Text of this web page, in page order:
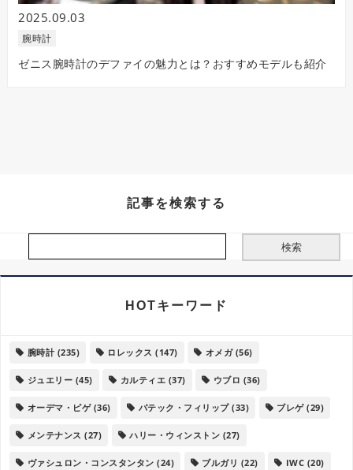
2025.09.03
腕時計
ゼニス腕時計のデファイの魅力とは？おすすめモデルも紹介
記事を検索する
HOTキーワード
腕時計(235) ロレックス (147) オメガ(56)
ジュエリー (45) カルティエ (37) ウブロ (36)
オーデマ・ピゲ(36) パテック・フィリップ(33) ブレゲ(29)
メンテナンス (27) ハリー・ウィンストン (27)
ヴァシュロン・コンスタンタン (24) ブルガリ (22) IWC (20)